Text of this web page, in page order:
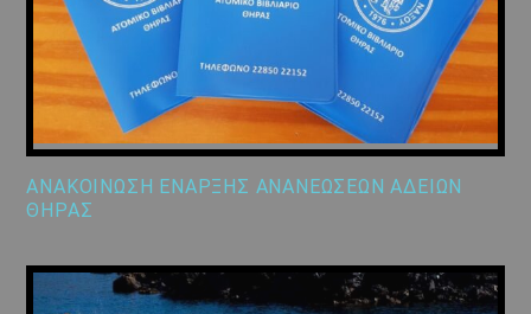
ΑΝΑΚΟΙΝΩΣΗ ΕΝΑΡΞΗΣ ΑΝΑΝΕΩΣΕΩΝ ΑΔΕΙΩΝ
ΘΗΡΑΣ